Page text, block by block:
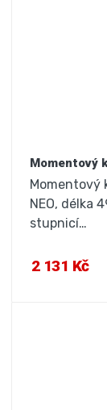
Momentový
Momentový
NEO, délka
stupnicí…
2 131 Kč